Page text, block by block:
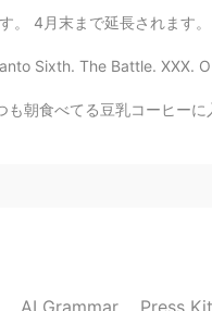
間しかできません。 このウイルスがすぐになくな
Sixth. The Battle. XXX.
す。 けど、今日は卵が1個しかなかったので、タン
AI Grammar Press Kit